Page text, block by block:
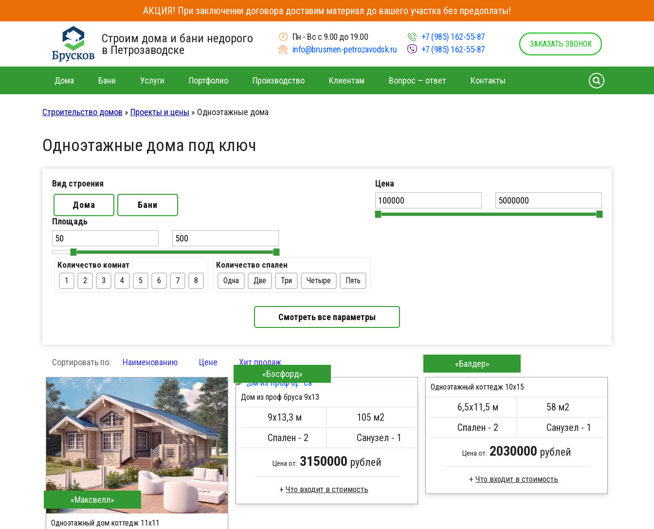
АКЦИЯ! При заключении договора доставим материал до вашего участка без предоплаты!
Строим дома и бани недорого
в Петрозаводске
Пн - Вс с 9.00 до 19.00
info@brusmen-petrozavodsk.ru
+7 (985) 162-55-87
+7 (985) 162-55-87
ЗАКАЗАТЬ ЗВОНОК
Дома Бани Услуги Портфолио Производство Клиентам Вопрос — ответ Контакты
Строительство домов » Проекты и цены » Одноэтажные дома
Одноэтажные дома под ключ
Вид строения
Дома Бани
Цена
Площадь
Количество комнат
1 2 3 4 5 6 7 8
Количество спален
Одна Две Три Четыре Пять
Смотреть все параметры
Сортировать по: Наименованию Цене Хит продаж
ПОДРОБНЕЕ
«Максвелл»
Одноэтажный дом коттедж 11х11
ПОДРОБНЕЕ
«Бэсфорд»
Дом из проф бруса 9х13
9х13,3 м
105 м2
Спален - 2
Санузел - 1
Цена от: 3150000 рублей
Что входит в стоимость
ПОДРОБНЕЕ
«Балдер»
Одноэтажный коттедж 10х15
6,5х11,5 м
58 м2
Спален - 2
Санузел - 1
Цена от: 2030000 рублей
Что входит в стоимость